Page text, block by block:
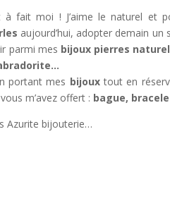
à fait moi ! J’aime le naturel et
aujourd’hui, adopter demain
parmi mes bijoux pierres
portant mes bijouxtout en
m’avez offert : bague,
Azurite bijouterie…